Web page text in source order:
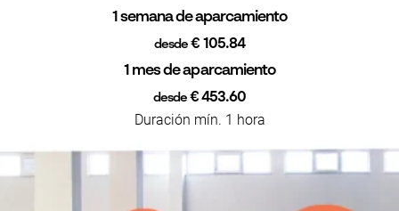
1 semana de aparcamiento
desde € 105.84
1 mes de aparcamiento
desde€ 453.60
Duración mín. 1 hora